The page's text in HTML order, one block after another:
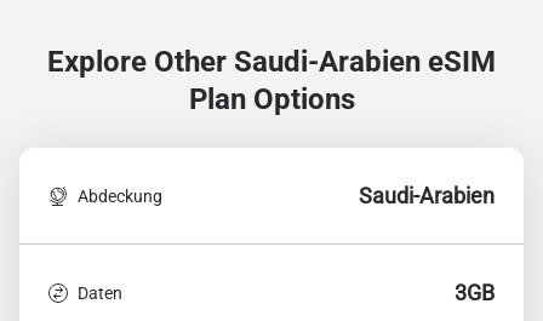
Explore Other Saudi-Arabien eSIM
Plan Options
Abdeckung Saudi-Arabien
Daten 3GB